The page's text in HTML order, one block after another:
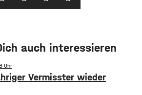
auch interessieren
Vermisster wieder